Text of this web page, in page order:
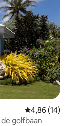
Gemiddelde
4,86 (14)
golfbaan